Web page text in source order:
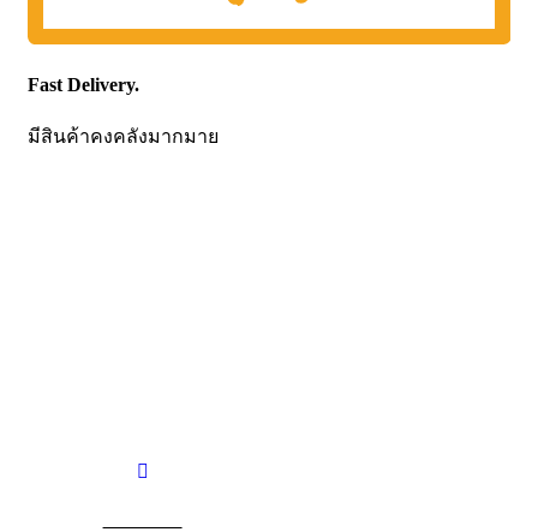
Fast Delivery.
มีสินค้าคงคลังมากมาย